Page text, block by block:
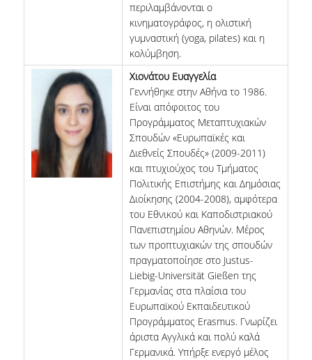
περιλαμβάνονται ο
κινηματογράφος, η ολιστική
γυμναστική (yoga, pilates) και η
κολύμβηση.
Χιονάτου Ευαγγελία
Γεννήθηκε στην Αθήνα το 1986.
Είναι απόφοιτος του
Προγράμματος Μεταπτυχιακών
Σπουδών «Ευρωπαϊκές και
Διεθνείς Σπουδές» (2009-2011)
και πτυχιούχος του Τμήματος
Πολιτικής Επιστήμης και Δημόσιας
Διοίκησης (2004-2008), αμφότερα
του Εθνικού και Καποδιστριακού
Πανεπιστημίου Αθηνών. Μέρος
των προπτυχιακών της σπουδών
πραγματοποίησε στο Justus-
Liebig-Universität Gießen της
Γερμανίας στα πλαίσια του
Ευρωπαϊκού Εκπαιδευτικού
Προγράμματος Erasmus. Γνωρίζει
άριστα Αγγλικά και πολύ καλά
Γερμανικά. Υπήρξε ενεργό μέλος